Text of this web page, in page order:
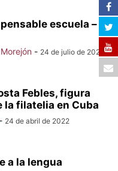
escuela –
- 24 de julio de 2023
Febles, figura
la filatelia en Cuba
- 24 de abril de 2022
a la lengua